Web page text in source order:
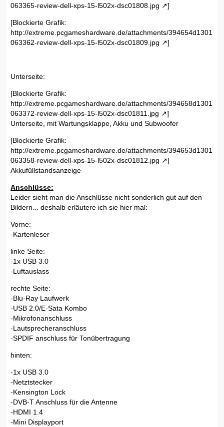
063365-review-dell-xps-15-l502x-dsc01808.jpg
]
[Blockierte Grafik:
http://extreme.pcgameshardware.de/attachments/394654d1301
063362-review-dell-xps-15-l502x-dsc01809.jpg
]
Unterseite:
[Blockierte Grafik:
http://extreme.pcgameshardware.de/attachments/394658d1301
063372-review-dell-xps-15-l502x-dsc01811.jpg
]
Unterseite, mit Wartungsklappe, Akku und Subwoofer
[Blockierte Grafik:
http://extreme.pcgameshardware.de/attachments/394653d1301
063358-review-dell-xps-15-l502x-dsc01812.jpg
]
Akkufüllstandsanzeige
Anschlüsse:
Leider sieht man die Anschlüsse nicht sonderlich gut auf den
Bildern... deshalb erläutere ich sie hier mal:
Vorne:
-Kartenleser
linke Seite:
-1x USB 3.0
-Luftauslass
rechte Seite:
-Blu-Ray Laufwerk
-USB 2.0/E-Sata Kombo
-Mikrofonanschluss
-Lautsprecheranschluss
-SPDIF anschluss für Tonübertragung
hinten:
-1x USB 3.0
-Netztstecker
-Kensington Lock
-DVB-T Anschluss für die Antenne
-HDMI 1.4
-Mini Displayport